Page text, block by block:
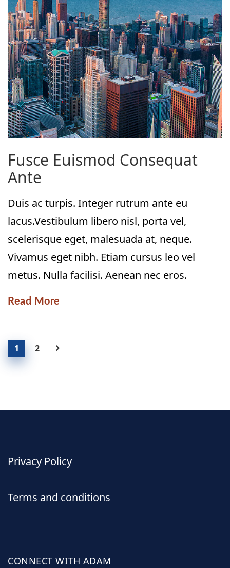
Fusce Euismod Consequat
Ante
Duis ac turpis. Integer rutrum ante eu
lacus.Vestibulum libero nisl, porta vel,
scelerisque eget, malesuada at, neque.
Vivamus eget nibh. Etiam cursus leo vel
metus. Nulla facilisi. Aenean nec eros.
Read More
1 2
Privacy Policy
Terms and conditions
CONNECT WITH ADAM